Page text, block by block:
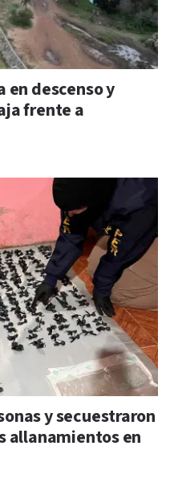
en descenso y
frente a
y secuestraron
allanamientos en